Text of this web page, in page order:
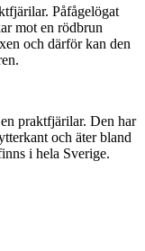
Påfågelögat
mot en rödbrun
och därför kan den
praktfjärilar. Den har
och äter bland
i hela Sverige.